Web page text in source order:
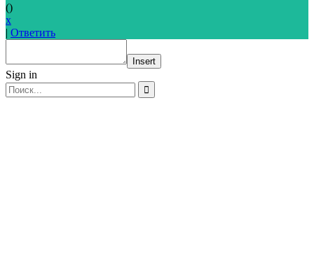
()
x
| Ответить
Insert
Sign in